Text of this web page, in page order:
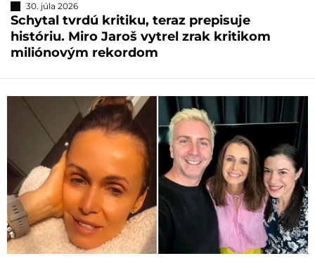
30. júla 2026
Schytal tvrdú kritiku, teraz prepisuje
históriu. Miro Jaroš vytrel zrak kritikom
miliónovým rekordom